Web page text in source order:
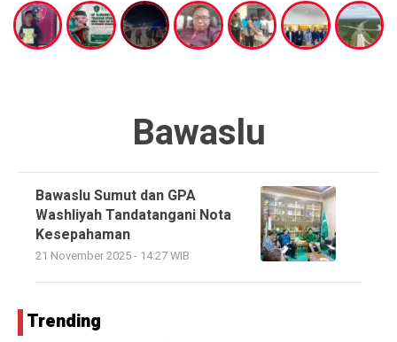
Bawaslu
Bawaslu Sumut dan GPA
Washliyah Tandatangani Nota
Kesepahaman
21 November 2025 - 14:27 WIB
Trending